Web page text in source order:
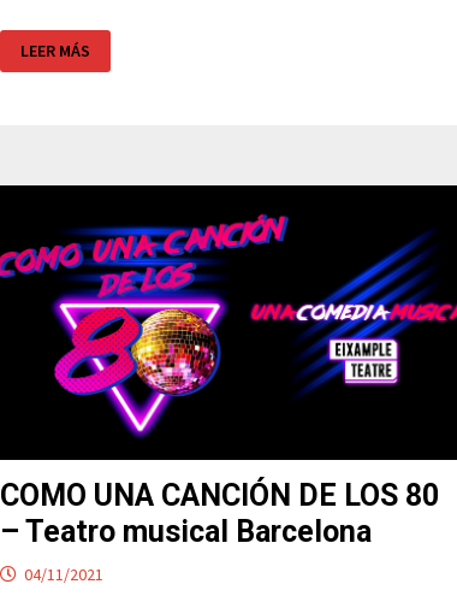
MURDER
MYSTERY
–
LEER MÁS
COMO UNA CANCIÓN DE LOS 80
– Teatro musical Barcelona
04/11/2021